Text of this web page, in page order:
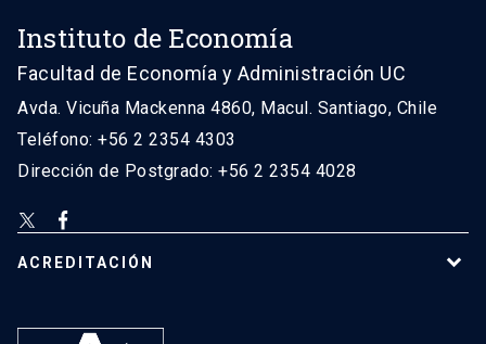
Instituto de Economía
Facultad de Economía y Administración UC
Avda. Vicuña Mackenna 4860, Macul. Santiago, Chile
Teléfono: +56 2 2354 4303
Dirección de Postgrado: +56 2 2354 4028
ACREDITACIÓN